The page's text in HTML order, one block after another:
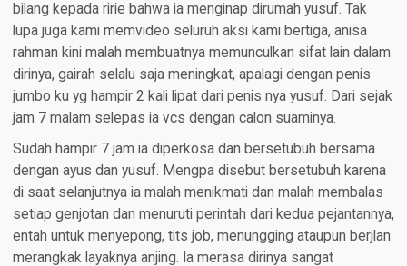
bilang kepada ririe bahwa ia menginap dirumah yusuf. Tak
lupa juga kami memvideo seluruh aksi kami bertiga, anisa
rahman kini malah membuatnya memunculkan sifat lain dalam
dirinya, gairah selalu saja meningkat, apalagi dengan penis
jumbo ku yg hampir 2 kali lipat dari penis nya yusuf. Dari sejak
jam 7 malam selepas ia vcs dengan calon suaminya.
Sudah hampir 7 jam ia diperkosa dan bersetubuh bersama
dengan ayus dan yusuf. Mengpa disebut bersetubuh karena
di saat selanjutnya ia malah menikmati dan malah membalas
setiap genjotan dan menuruti perintah dari kedua pejantannya,
entah untuk menyepong, tits job, menungging ataupun berjlan
merangkak layaknya anjing. Ia merasa dirinya sangat